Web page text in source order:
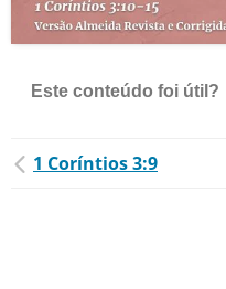
Este conteúdo foi útil?
1 Coríntios 3:9